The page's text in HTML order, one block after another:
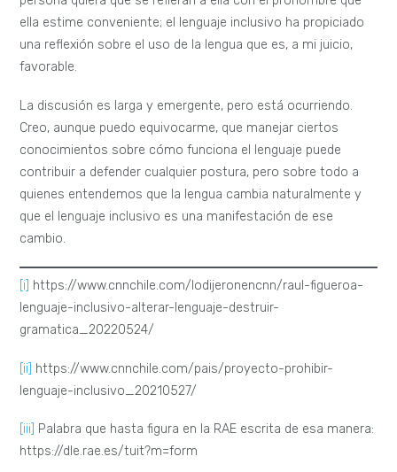
ella estime conveniente; el lenguaje inclusivo ha propiciado
una reflexión sobre el uso de la lengua que es, a mi juicio,
favorable.
La discusión es larga y emergente, pero está ocurriendo.
Creo, aunque puedo equivocarme, que manejar ciertos
conocimientos sobre cómo funciona el lenguaje puede
contribuir a defender cualquier postura, pero sobre todo a
quienes entendemos que la lengua cambia naturalmente y
que el lenguaje inclusivo es una manifestación de ese
cambio.
[i]
https://www.cnnchile.com/lodijeronencnn/raul-figueroa-
lenguaje-inclusivo-alterar-lenguaje-destruir-
gramatica_20220524/
[ii]
https://www.cnnchile.com/pais/proyecto-prohibir-
lenguaje-inclusivo_20210527/
[iii]
Palabra que hasta figura en la RAE escrita de esa manera:
https://dle.rae.es/tuit?m=form